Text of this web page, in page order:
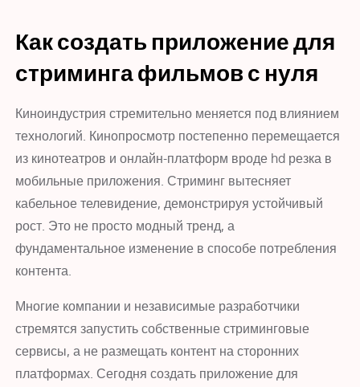
Как создать приложение для
стриминга фильмов с нуля
Киноиндустрия стремительно меняется под влиянием
технологий. Кинопросмотр постепенно перемещается
из кинотеатров и онлайн-платформ вроде hd резка в
мобильные приложения. Стриминг вытесняет
кабельное телевидение, демонстрируя устойчивый
рост. Это не просто модный тренд, а
фундаментальное изменение в способе потребления
контента.
Многие компании и независимые разработчики
стремятся запустить собственные стриминговые
сервисы, а не размещать контент на сторонних
платформах. Сегодня создать приложение для